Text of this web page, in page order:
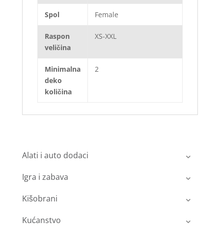
Spol Female
Raspon
veličina
XS-XXL
Minimalna
deko
količina
2
Alati i auto dodaci
Igra i zabava
Kišobrani
Kućanstvo